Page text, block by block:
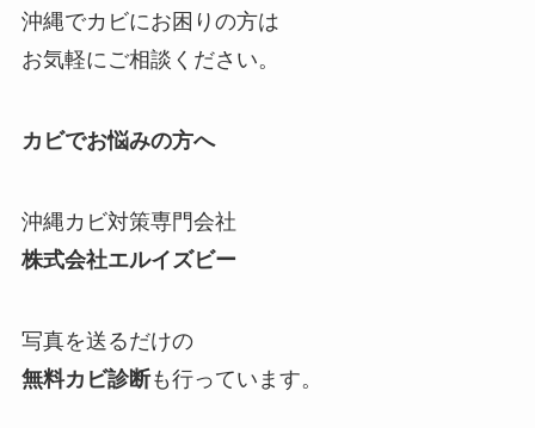
沖縄でカビにお困りの方は
お気軽にご相談ください。
カビでお悩みの方へ
沖縄カビ対策専門会社
株式会社エルイズビー
写真を送るだけの
無料カビ診断も行っています。